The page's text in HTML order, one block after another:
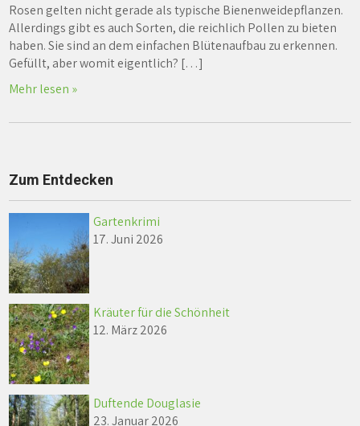
Rosen gelten nicht gerade als typische Bienenweidepflanzen.
Allerdings gibt es auch Sorten, die reichlich Pollen zu bieten
haben. Sie sind an dem einfachen Blütenaufbau zu erkennen.
Gefüllt, aber womit eigentlich? […]
Mehr lesen »
Zum Entdecken
Gartenkrimi
17. Juni 2026
Kräuter für die Schönheit
12. März 2026
Duftende Douglasie
23. Januar 2026